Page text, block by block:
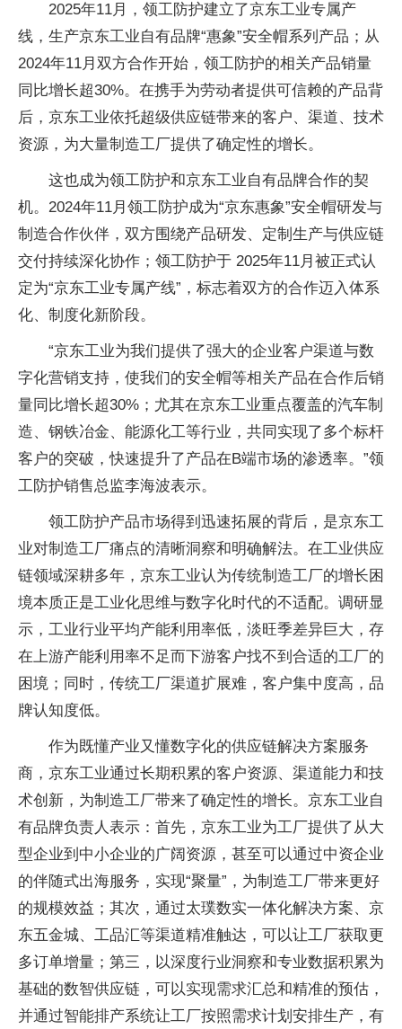
2025年11月，领工防护建立了京东工业专属产
线，生产京东工业自有品牌“惠象”安全帽系列产品；从
2024年11月双方合作开始，领工防护的相关产品销量
同比增长超30%。在携手为劳动者提供可信赖的产品背
后，京东工业依托超级供应链带来的客户、渠道、技术
资源，为大量制造工厂提供了确定性的增长。
这也成为领工防护和京东工业自有品牌合作的契
机。2024年11月领工防护成为“京东惠象”安全帽研发与
制造合作伙伴，双方围绕产品研发、定制生产与供应链
交付持续深化协作；领工防护于 2025年11月被正式认
定为“京东工业专属产线”，标志着双方的合作迈入体系
化、制度化新阶段。
“京东工业为我们提供了强大的企业客户渠道与数
字化营销支持，使我们的安全帽等相关产品在合作后销
量同比增长超30%；尤其在京东工业重点覆盖的汽车制
造、钢铁冶金、能源化工等行业，共同实现了多个标杆
客户的突破，快速提升了产品在B端市场的渗透率。”领
工防护销售总监李海波表示。
领工防护产品市场得到迅速拓展的背后，是京东工
业对制造工厂痛点的清晰洞察和明确解法。在工业供应
链领域深耕多年，京东工业认为传统制造工厂的增长困
境本质正是工业化思维与数字化时代的不适配。调研显
示，工业行业平均产能利用率低，淡旺季差异巨大，存
在上游产能利用率不足而下游客户找不到合适的工厂的
困境；同时，传统工厂渠道扩展难，客户集中度高，品
牌认知度低。
作为既懂产业又懂数字化的供应链解决方案服务
商，京东工业通过长期积累的客户资源、渠道能力和技
术创新，为制造工厂带来了确定性的增长。京东工业自
有品牌负责人表示：首先，京东工业为工厂提供了从大
型企业到中小企业的广阔资源，甚至可以通过中资企业
的伴随式出海服务，实现“聚量”，为制造工厂带来更好
的规模效益；其次，通过太璞数实一体化解决方案、京
东五金城、工品汇等渠道精准触达，可以让工厂获取更
多订单增量；第三，以深度行业洞察和专业数据积累为
基础的数智供应链，可以实现需求汇总和精准的预估，
并通过智能排产系统让工厂按照需求计划安排生产，有